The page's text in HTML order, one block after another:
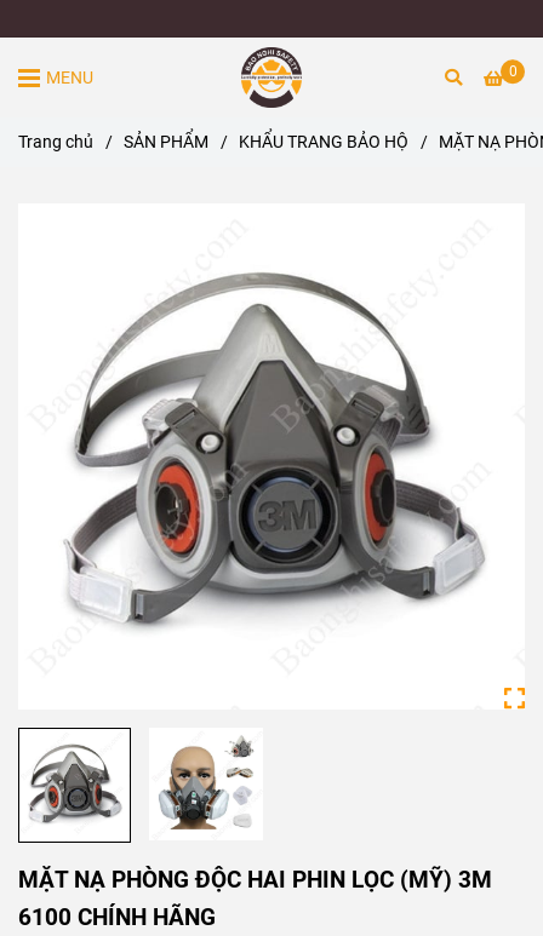
0
MENU
Trang chủ / SẢN PHẨM / KHẨU TRANG BẢO HỘ / MẶT NẠ
MẶT NẠ PHÒNG ĐỘC HAI PHIN LỌC (MỸ) 3M
6100 CHÍNH HÃNG